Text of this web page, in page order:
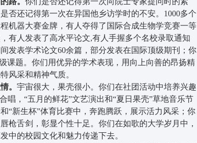
否还记得第一次在异国他乡访学时的不安。1000多个
机器大赛金牌，有人夺得了国际合成生物学竞赛一等
有人发表了高水平论文,有人手握多个名校录取通知
发表学术论文60余篇，部分发表在国际顶级期刊；你
课题。你们用优异的学术表现，用向上向善的昂扬精
风采和精神气质。
。 宇宙很大，果壳很小。你们在社团活动中培养兴趣
唱，“五月的鲜花”文艺演出和“夏日果壳”草地音乐节
“新生杯”体育比赛中，奔跑腾跃，展示活力风采；你
枪舌剑，彰显个性十足。你们在如歌的大学岁月中，
中的校园文化和魅力传递下去。